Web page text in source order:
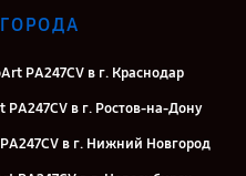
PA247CV в г. Краснодар
в г. Ростов-на-Дону
в г. Нижний Новгород